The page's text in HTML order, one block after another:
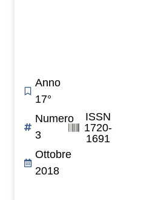
Anno
17°
Numero
3
Ottobre
2018
ISSN
1720-
1691